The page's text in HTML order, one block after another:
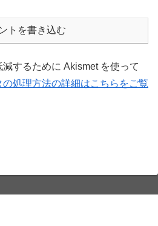
トを書き込む
するために Akismet を使って
の処理方法の詳細はこちらをご覧